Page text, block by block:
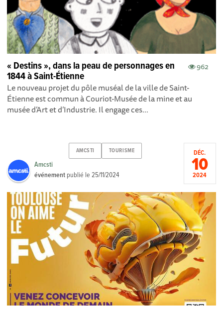
962
« Destins », dans la peau de personnages en
1844 à Saint-Étienne
Le nouveau projet du pôle muséal de la ville de Saint-
Étienne est commun à Couriot-Musée de la mine et au
musée d’Art et d’Industrie. Il engage ces...
AMCSTI TOURISME
Amcsti
événement publié le25/11/2024
DÉC.
10
2024